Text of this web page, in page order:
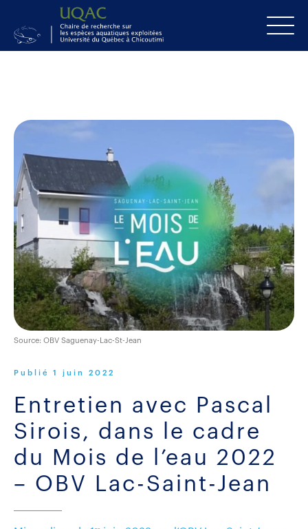
Publié 1 juin 2022
Entretien avec Pascal
Sirois, dans le cadre
du Mois de l’eau 2022
– OBV Lac-Saint-Jean
Source: OBV Saguenay-Lac-St-Jean